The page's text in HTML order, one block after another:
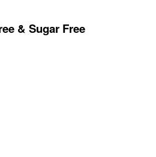
& Sugar Free